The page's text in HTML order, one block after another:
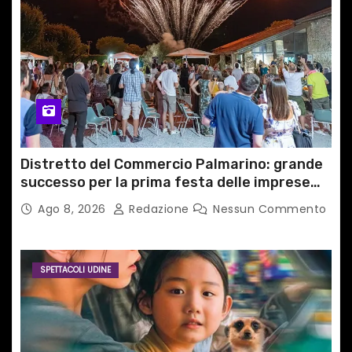
Distretto del Commercio Palmarino: grande
successo per la prima festa delle imprese
del territorio
Ago 8, 2026 Redazione Nessun Commento
SPETTACOLI UDINE